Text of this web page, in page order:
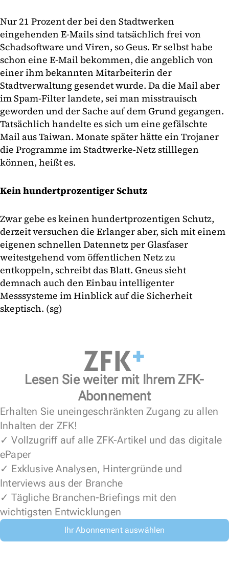
Nur 21 Prozent der bei den Stadtwerken
eingehenden E-Mails sind tatsächlich frei von
Schadsoftware und Viren, so Geus. Er selbst habe
schon eine E-Mail bekommen, die angeblich von
einer ihm bekannten Mitarbeiterin der
Stadtverwaltung gesendet wurde. Da die Mail aber
im Spam-Filter landete, sei man misstrauisch
geworden und der Sache auf dem Grund gegangen.
Tatsächlich handelte es sich um eine gefälschte
Mail aus Taiwan. Monate später hätte ein Trojaner
die Programme im Stadtwerke-Netz stilllegen
können, heißt es.
Kein hundertprozentiger Schutz
Zwar gebe es keinen hundertprozentigen Schutz,
derzeit versuchen die Erlanger aber, sich mit einem
eigenen schnellen Datennetz per Glasfaser
weitestgehend vom öffentlichen Netz zu
entkoppeln, schreibt das Blatt. Gneus sieht
demnach auch den Einbau intelligenter
Messsysteme im Hinblick auf die Sicherheit
skeptisch. (sg)
Lesen Sie weiter mit Ihrem ZFK-
Abonnement
Erhalten Sie uneingeschränkten Zugang zu allen
Inhalten der ZFK!
✓ Vollzugriff auf alle ZFK-Artikel und das digitale
ePaper
✓ Exklusive Analysen, Hintergründe und
Interviews aus der Branche
✓ Tägliche Branchen-Briefings mit den
wichtigsten Entwicklungen
Ihr Abonnement auswählen